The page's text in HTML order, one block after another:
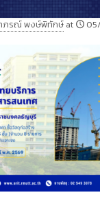
ภรณ์ พงษ์พิทักษ์ at